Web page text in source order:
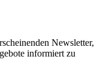
Newsletter,
informiert zu